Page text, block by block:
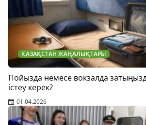
ҚАЗАҚСТАН ЖАҢАЛЫҚТАРЫ
Пойызда немесе вокзалда
істеу керек?
01.04.2026